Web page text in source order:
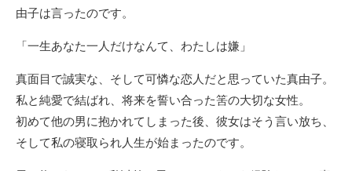
由子は言ったのです。
「一生あなた一人だけなんて、わたしは嫌」
真面目で誠実な、そして可憐な恋人だと思っていた真由子。
私と純愛で結ばれ、将来を誓い合った筈の大切な女性。
初めて他の男に抱かれてしまった後、彼女はそう言い放ち、
そして私の寝取られ人生が始まったのです。